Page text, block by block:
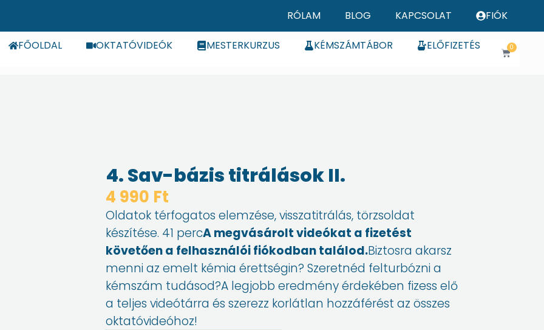
RÓLAM BLOG KAPCSOLAT FIÓK
FŐOLDAL OKTATÓVIDEÓK MESTERKURZUS KÉMSZÁMTÁBOR ELŐFIZETÉS 0
Kosár
4. Sav-bázis titrálások II.
4 990 Ft
Oldatok térfogatos elemzése, visszatitrálás, törzsoldat
készítése. 41 percA megvásárolt videókat a fizetést
követően a felhasználói fiókodban találod.Biztosra akarsz
menni az emelt kémia érettségin? Szeretnéd felturbózni a
kémszám tudásod?A legjobb eredmény érdekében fizess elő
a teljes videótárra és szerezz korlátlan hozzáférést az összes
oktatóvideóhoz!